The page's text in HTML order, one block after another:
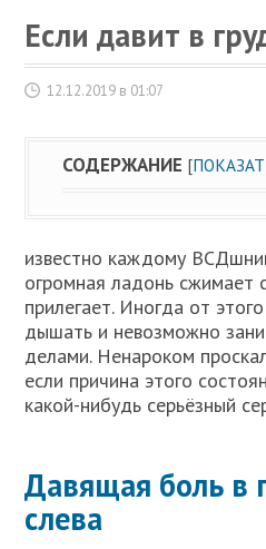
Если давит в
12.12.2019 в 01:07
СОДЕРЖАНИЕ [
известно каждому
огромная ладонь сжимает
прилегает. Иногда от
дышать и невозможно
делами. Ненароком
если причина этого
какой-нибудь серьёзный
Давящая боль в
слева